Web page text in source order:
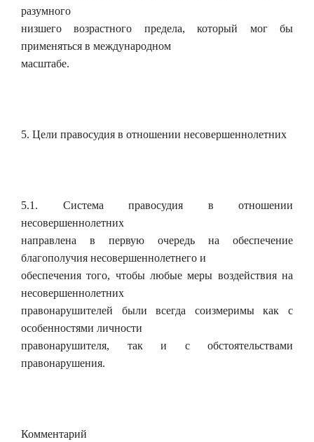
разумного
низшего возрастного предела, который мог бы
применяться в международном
масштабе.
5. Цели правосудия в отношении несовершеннолетних
5.1. Система правосудия в отношении
несовершеннолетних
направлена в первую очередь на обеспечение
благополучия несовершеннолетнего и
обеспечения того, чтобы любые меры воздействия на
несовершеннолетних
правонарушителей были всегда соизмеримы как с
особенностями личности
правонарушителя, так и с обстоятельствами
правонарушения.
Комментарий